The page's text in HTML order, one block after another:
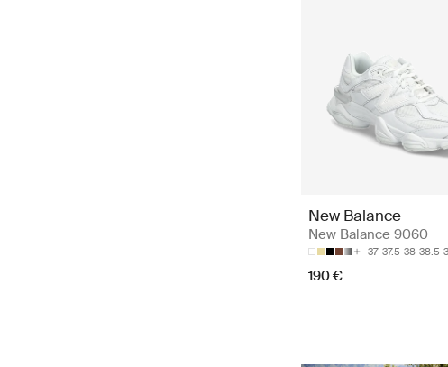
New Balance
New Balance 9060
37 37.5 38 38.5
190 €